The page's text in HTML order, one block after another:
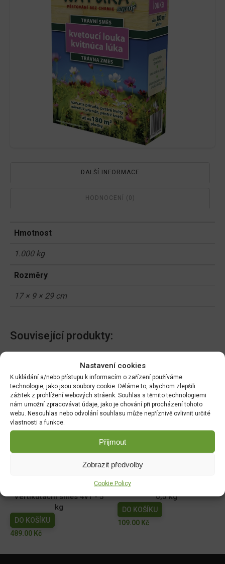
Nastavení cookies
K ukládání a/nebo přístupu k informacím o zařízení používáme
technologie, jako jsou soubory cookie. Děláme to, abychom zlepšili
zážitek z prohlížení webových stráenk. Souhlas s těmito technologiemi
nám umožní zpracovávat údaje, jako je chování při procházení tohoto
webu. Nesouhlas nebo odvolání souhlasu může nepříznivě ovlivnit určité
vlastnosti a funkce.
Přijmout
Zobrazit předvolby
Cookie Policy
DALŠÍ INFORMACE
HODNOCENÍ (0)
Hmotnost
1.000 kg
Rozměry
17 × 9 × 29 cm
Související produkty:
Floria PREMIUM travní
směs Sucho 1kg
DO KOŠÍKU
395.00Kč
Floria PREMIUM travní
směs pro robotické sekání
1kg
DO KOŠÍKU
395.00Kč
Travní směs do stínu
DO KOŠÍKU
Garden Boom Park do
DO KOŠÍKU
2,589.00
Vertikutační směs 4v1 - 5
kg
DO KOŠÍKU
489.00 Kč
AGRO Travní směs DOSEV
0,5 kg
DO KOŠÍKU
109.00 Kč